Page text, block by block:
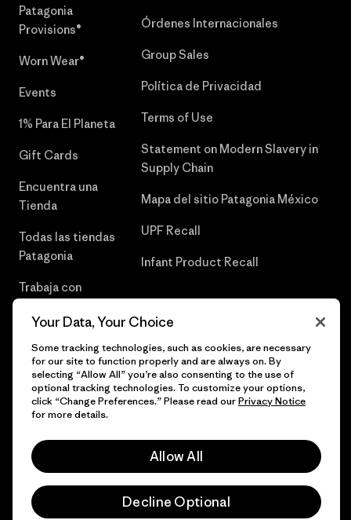
Patagonia
Provisions®
Worn Wear®
Events
1% Para El Planeta
Gift Cards
Encuentra una
Tienda
Todas las tiendas
Patagonia
Trabaja con
Órdenes Internacionales
Group Sales
Política de Privacidad
Terms of Use
Statement on Modern Slavery in
Supply Chain
Mapa del sitio Patagonia México
UPF Recall
Infant Product Recall
© 2026 Patagonia, Inc. Todos los derechos reservados.
Your Data, Your Choice
Some tracking technologies, such as cookies, are necessary
for our site to function properly and are always on. By
selecting “Allow All” you’re also consenting to the use of
optional tracking technologies. To customize your options,
click “Change Preferences.” Please read ourPrivacy Notice
for more details.
Allow All
Decline Optional